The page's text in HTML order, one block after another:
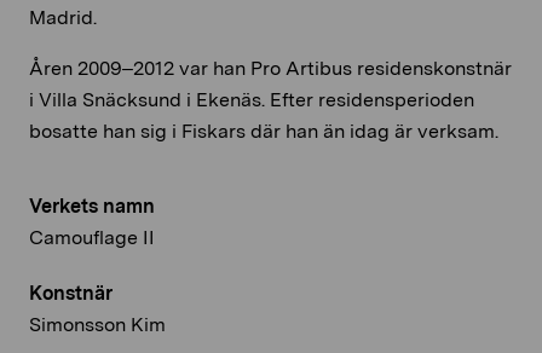
Verkets namn
Camouflage II
Konstnär
Simonsson Kim
Madrid.
Åren 2009–2012 var han Pro Artibus residenskonstnär
i Villa Snäcksund i Ekenäs. Efter residensperioden
bosatte han sig i Fiskars där han än idag är verksam.